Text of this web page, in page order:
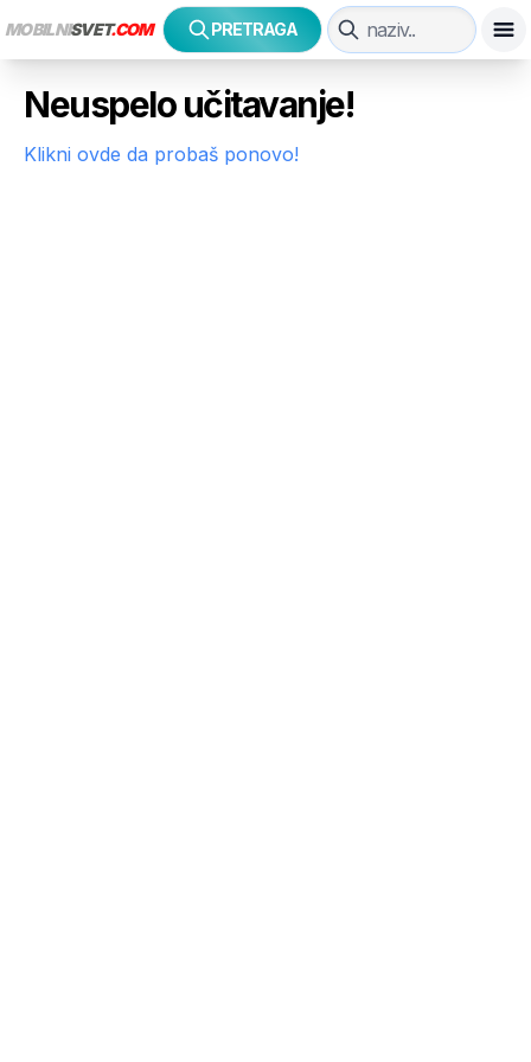
MOBILNISVET.COM PRETRAGA
Neuspelo učitavanje!
Klikni ovde da probaš ponovo!